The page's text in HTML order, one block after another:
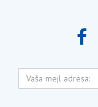
Vaša
mejl